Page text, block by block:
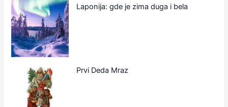
Laponija: gde je zima duga i bela
Prvi Deda Mraz